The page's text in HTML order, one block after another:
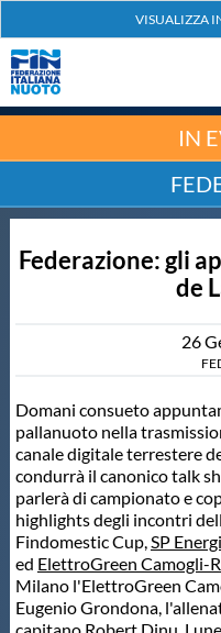
Nuoto
Tuffi
Salvamento
Master
Formazione
IN
Federazione: gli
de
26
Domani consueto
pallanuoto nella
canale digitale terrestere
condurrà il canonico talk
parlerà di campionato e
highlights degli incontri
Findomestic Cup,SP
ed ElettroGreen Camogli-
Milano l'ElettroGreen
Eugenio Grondona,